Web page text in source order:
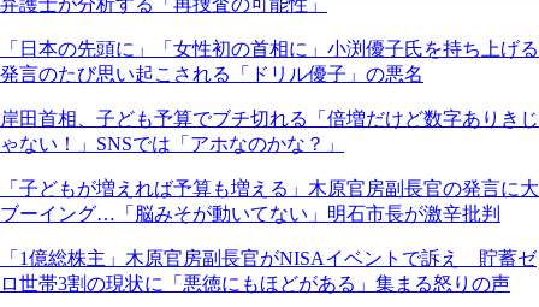
弁護士が分析する「再捜査の可能性」
「日本の先頭に」「女性初の首相に」小渕優子氏を持ち上げる
発言のたび思い起こされる「ドリル優子」の悪名
岸田首相、子ども予算でブチ切れる「倍増だけど数字ありきじ
ゃない！」SNSでは「アホなのかな？」
「子どもが増えれば予算も増える」木原官房副長官の発言に大
ブーイング…「脳みそが動いてない」明石市長が激辛批判
「1億総株主」木原官房副長官がNISAイベントで訴え 貯蓄ゼ
ロ世帯3割の現状に「悪徳にもほどがある」集まる怒りの声